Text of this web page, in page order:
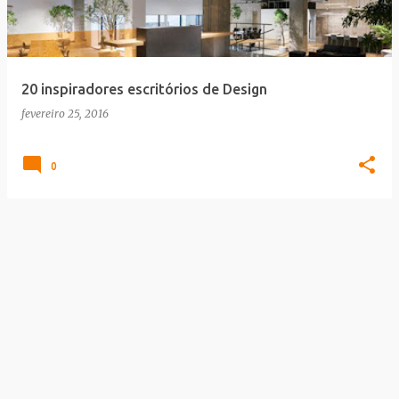
a
g
20 inspiradores escritórios de Design
fevereiro 25, 2016
0